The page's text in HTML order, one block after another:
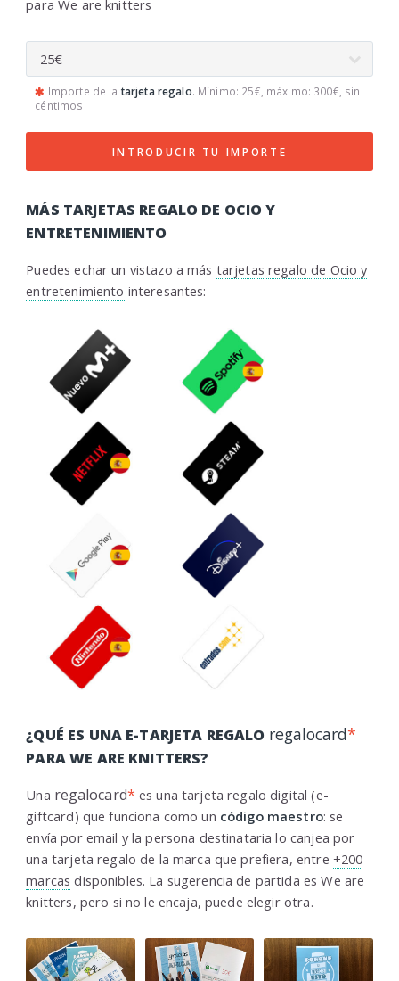
para We are knitters
Importe de la tarjeta regalo. Mínimo: 25€, máximo: 300€, sin
céntimos.
INTRODUCIR TU IMPORTE
MÁS TARJETAS REGALO DE OCIO Y
ENTRETENIMIENTO
Puedes echar un vistazo a más tarjetas regalo de Ocio y
entretenimiento interesantes:
¿QUÉ ES UNA E-TARJETA REGALO regalocard*
PARA WE ARE KNITTERS?
Una regalocard* es una tarjeta regalo digital (e-
giftcard) que funciona como un código maestro: se
envía por email y la persona destinataria lo canjea por
una tarjeta regalo de la marca que prefiera, entre +200
marcas disponibles. La sugerencia de partida es We are
knitters, pero si no le encaja, puede elegir otra.